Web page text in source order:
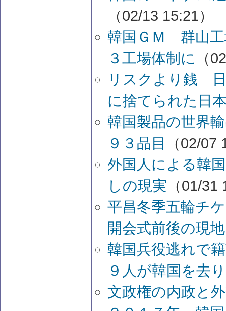
（02/13 15:21）
韓国ＧＭ 群山
３工場体制に
（
リスクより銭
に捨てられた日
韓国製品の世界
９３品目
（02/07
外国人による韓
しの現実 （01/
平昌冬季五輪チ
開会式前後の現
韓国兵役逃れで
９人が韓国を去
文政権の内政と